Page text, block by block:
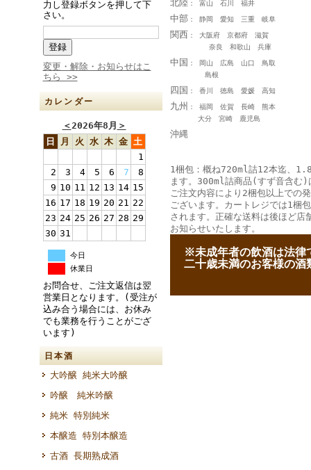
力し登録ボタンを押して下
さい。
変更・解除・お知らせはこ
ちら >>
カレンダー
＜2026年8月 ＞
日
月 火 水 木 金 土
1
2
3 4 5 6 7
8
9 10 11 12 13 14 15
16 17 18 19 20 21 22
23 24 25 26 27 28 29
30 31
今日
休業日
お問合せ、ご注文返信は翌
営業日となります。(受注が
込み合う場合には、お休み
でも業務を行うことがござ
います)
日本酒
大吟醸 純米大吟醸
吟醸 純米吟醸
純米 特別純米
本醸造 特別本醸造
古酒 長期熟成酒
北陸： 富山 石川 福井
中部： 静岡 愛知 三重 岐阜
関西 ： 大阪府 京都府 滋賀
奈良 和歌山 兵庫
中国 ： 岡山 広島 山口 鳥取
島根
四国 ： 香川 徳島 愛媛 高知
九州 ： 福岡 佐賀 長崎 熊本
大分 宮崎 鹿児島
沖縄
1梱包：概ね720ml詰12本迄、
ます。300ml詰商品(すず音含む)
ご注文内容により2梱包以上での
ございます。カートレジでは1梱
されます。正確な送料は後ほど店
お知らせいたします。
※未成年者の飲酒は法律
二十歳未満のお客様の酒